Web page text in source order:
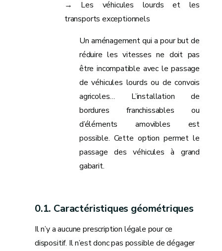
→ Les véhicules lourds et les
transports exceptionnels
Un aménagement qui a pour but de
réduire les vitesses ne doit pas
être incompatible avec le passage
de véhicules lourds ou de convois
agricoles… L’installation de
bordures franchissables ou
d’éléments amovibles est
possible. Cette option permet le
passage des véhicules à grand
gabarit.
Caractéristiques géométriques
Il n’y a aucune prescription légale pour ce
dispositif. Il n’est donc pas possible de dégager